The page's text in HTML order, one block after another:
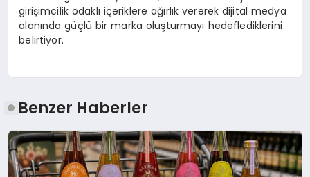
girişimcilik odaklı içeriklere ağırlık vererek dijital medya
alanında güçlü bir marka oluşturmayı hedeflediklerini
belirtiyor.
Benzer Haberler